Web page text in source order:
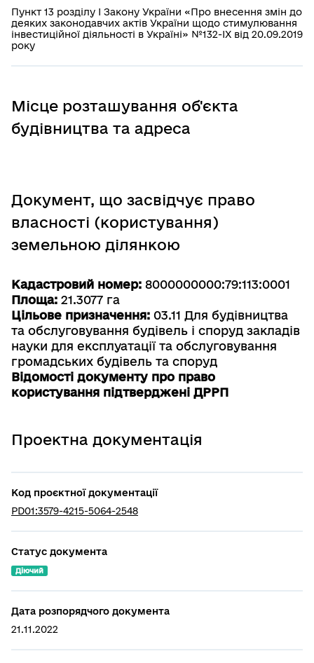
Пункт 13 розділу І Закону України «Про внесення змін до
деяких законодавчих актів України щодо стимулювання
інвестиційної діяльності в Україні» №132-IX від 20.09.2019
року
Місце розташування об'єкта
будівництва та адреса
Документ, що засвідчує право
власності (користування)
земельною ділянкою
Кадастровий номер: 8000000000:79:113:0001
Площа: 21.3077 га
Цільове призначення: 03.11 Для будівництва
та обслуговування будівель і споруд закладів
науки для експлуатації та обслуговування
громадських будівель та споруд
Відомості документу про право
користування підтверджені ДРРП
Проектна документація
Код проєктної документації
PD01:3579-4215-5064-2548
Статус документа
Діючий
Дата розпорядчого документа
21.11.2022